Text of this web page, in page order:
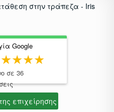
Google
σε 36
επιχείρησης